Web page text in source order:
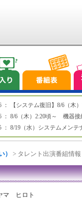
： 【システム復旧】8/6（
： 8/6（木）2:20頃～ 機器
： 8/19（水）システムメンテ
） > タレント出演番組情報
マ ヒロト